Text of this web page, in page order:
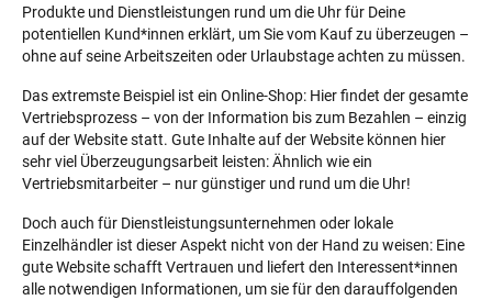
Produkte und Dienstleistungen rund um die Uhr für Deine
potentiellen Kund*innen erklärt, um Sie vom Kauf zu überzeugen –
ohne auf seine Arbeitszeiten oder Urlaubstage achten zu müssen.
Das extremste Beispiel ist ein Online-Shop: Hier findet der gesamte
Vertriebsprozess – von der Information bis zum Bezahlen – einzig
auf der Website statt. Gute Inhalte auf der Website können hier
sehr viel Überzeugungsarbeit leisten: Ähnlich wie ein
Vertriebsmitarbeiter – nur günstiger und rund um die Uhr!
Doch auch für Dienstleistungsunternehmen oder lokale
Einzelhändler ist dieser Aspekt nicht von der Hand zu weisen: Eine
gute Website schafft Vertrauen und liefert den Interessent*innen
alle notwendigen Informationen, um sie für den darauffolgenden